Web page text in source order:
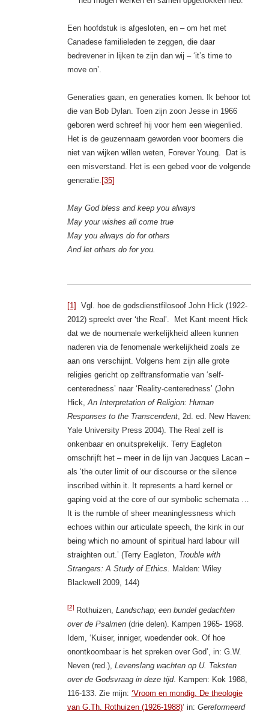
Een hoofdstuk is afgesloten, en – om het met
Canadese familieleden te zeggen, die daar
bedrevener in lijken te zijn dan wij – ‘it’s time to
move on’.
Generaties gaan, en generaties komen. Ik behoor tot
die van Bob Dylan. Toen zijn zoon Jesse in 1966
geboren werd schreef hij voor hem een wiegenlied.
Het is de geuzennaam geworden voor boomers die
niet van wijken willen weten, Forever Young. Dat is
een misverstand. Het is een gebed voor de volgende
generatie. [35]
May God bless and keep you always
May your wishes all come true
May you always do for others
And let others do for you.
[1] Vgl. hoe de godsdienstfilosoof John Hick (1922-
2012) spreekt over ‘the Real’. Met Kant meent Hick
dat we de noumenale werkelijkheid alleen kunnen
naderen via de fenomenale werkelijkheid zoals ze
aan ons verschijnt. Volgens hem zijn alle grote
religies gericht op zelftransformatie van ‘self-
centeredness’ naar ‘Reality-centeredness’ (John
Hick, An Interpretation of Religion: Human
Responses to the Transcendent, 2d. ed. New Haven:
Yale University Press 2004). The Real zelf is
onkenbaar en onuitsprekelijk. Terry Eagleton
omschrijft het – meer in de lijn van Jacques Lacan –
als ‘the outer limit of our discourse or the silence
inscribed within it. It represents a hard kernel or
gaping void at the core of our symbolic schemata …
It is the rumble of sheer meaninglessness which
echoes within our articulate speech, the kink in our
being which no amount of spiritual hard labour will
straighten out.’ (Terry Eagleton, Trouble with
Strangers: A Study of Ethics.
Malden: Wiley
Blackwell 2009, 144)
[2] Rothuizen, Landschap; een bundel gedachten
over de Psalmen(drie delen). Kampen 1965- 1968.
Idem, ‘Kuiser, inniger, woedender ook. Of hoe
onontkoombaar is het spreken over God’, in: G.W.
Neven (red.), Levenslang wachten op U. Teksten
over de Godsvraag in deze tijd. Kampen: Kok 1988,
116-133. Zie mijn: ‘Vroom en mondig. De theologie
van G.Th. Rothuizen (1926-1988)’ in: Gereformeerd